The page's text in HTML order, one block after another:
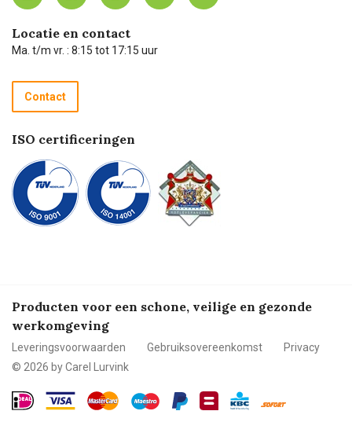
Carel Lurvink App
Hulp op afstand
Technische dienst
Recycle programma
Betalen
Carel Lurvink Blog
Carel de podcast
Locatie en contact
Ma. t/m vr. : 8:15 tot 17:15 uur
Contact
ISO certificeringen
Producten voor een schone, veilige en gezonde
werkomgeving
Leveringsvoorwaarden Gebruiksovereenkomst
Privacy
© 2026 by Carel Lurvink